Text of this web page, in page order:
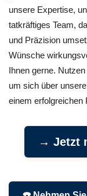
unsere Expertise,
tatkräftiges Team,
und Präzision
Wünsche
Ihnen gerne.
um sich über
einem erfolgreichen
→ Jetzt